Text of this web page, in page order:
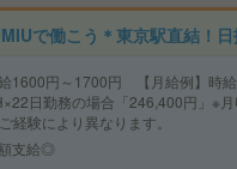
で働こう＊東京駅直結！
1600円～1700円 【月給例】時
日勤務の場合「246,400円」※月
経験により異なります。
支給◎